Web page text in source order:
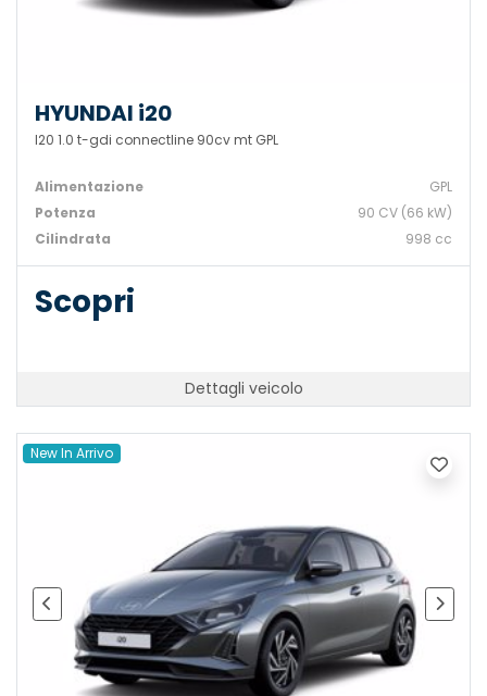
HYUNDAI i20
I20 1.0 t-gdi connectline 90cv mt GPL
Alimentazione
GPL
Potenza
90 CV (66 kW)
Cilindrata
998 cc
Scopri
Dettagli veicolo
New In Arrivo